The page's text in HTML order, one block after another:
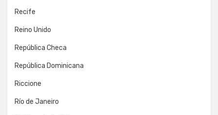
Recife
Reino Unido
República Checa
República Dominicana
Riccione
Río de Janeiro